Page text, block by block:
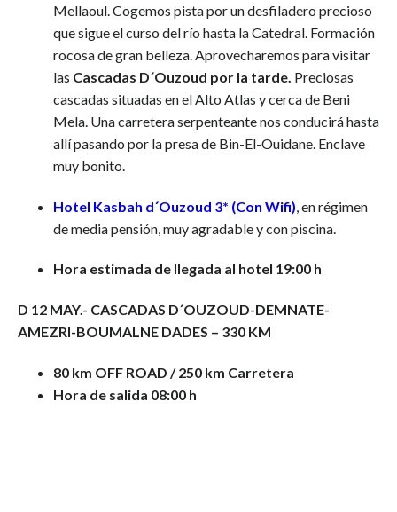
Mellaoul. Cogemos pista por un desfiladero precioso
que sigue el curso del río hasta la Catedral. Formación
rocosa de gran belleza. Aprovecharemos para visitar
las Cascadas D´Ouzoud por la tarde. Preciosas
cascadas situadas en el Alto Atlas y cerca de Beni
Mela. Una carretera serpenteante nos conducirá hasta
allí pasando por la presa de Bin-El-Ouidane. Enclave
muy bonito.
Hotel Kasbah d´Ouzoud 3* (Con Wifi) , en régimen
de media pensión, muy agradable y con piscina.
Hora estimada de llegada al hotel 19:00 h
D 12 MAY.- CASCADAS D´OUZOUD-DEMNATE-
AMEZRI-BOUMALNE DADES – 330 KM
80 km OFF ROAD / 250 km Carretera
Hora de salida 08:00 h